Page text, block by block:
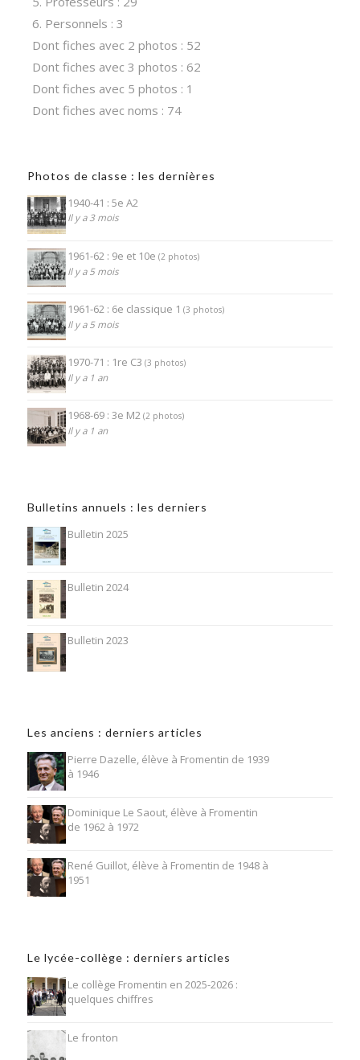
6. Personnels : 3
Dont fiches avec 2 photos : 52
Dont fiches avec 3 photos : 62
Dont fiches avec 5 photos : 1
Dont fiches avec noms : 74
Photos de classe : les dernières
1940-41 : 5e A2
Il y a 3 mois
1961-62 : 9e et 10e (2 photos)
Il y a 5 mois
1961-62 : 6e classique 1 (3 photos)
Il y a 5 mois
1970-71 : 1re C3 (3 photos)
Il y a 1 an
1968-69 : 3e M2 (2 photos)
Il y a 1 an
Bulletins annuels : les derniers
Bulletin 2025
Bulletin 2024
Bulletin 2023
Les anciens : derniers articles
Pierre Dazelle, élève à Fromentin de 1939
à 1946
Dominique Le Saout, élève à Fromentin
de 1962 à 1972
René Guillot, élève à Fromentin de 1948 à
1951
Le lycée-collège : derniers articles
Le collège Fromentin en 2025-2026 :
quelques chiffres
Le fronton